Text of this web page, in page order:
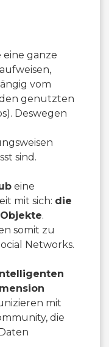
ganze
vom
genutzten
Deswegen
sind.
eine
mit sich: die
.
somit zu
Networks.
mit
die